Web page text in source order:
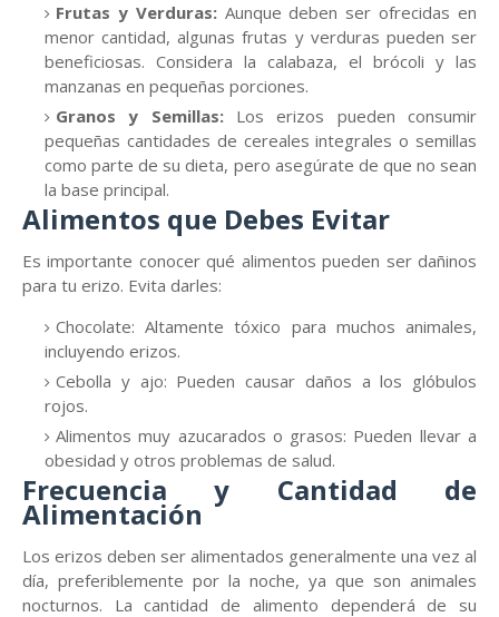
Frutas y Verduras:Aunque deben ser ofrecidas en
menor cantidad, algunas frutas y verduras pueden ser
beneficiosas. Considera la calabaza, el brócoli y las
manzanas en pequeñas porciones.
Granos y Semillas:Los erizos pueden consumir
pequeñas cantidades de cereales integrales o semillas
como parte de su dieta, pero asegúrate de que no sean
la base principal.
Alimentos que Debes Evitar
Es importante conocer qué alimentos pueden ser dañinos
para tu erizo. Evita darles:
Chocolate: Altamente tóxico para muchos animales,
incluyendo erizos.
Cebolla y ajo: Pueden causar daños a los glóbulos
rojos.
Alimentos muy azucarados o grasos: Pueden llevar a
obesidad y otros problemas de salud.
Frecuencia y Cantidad de
Alimentación
Los erizos deben ser alimentados generalmente una vez al
día, preferiblemente por la noche, ya que son animales
nocturnos. La cantidad de alimento dependerá de su